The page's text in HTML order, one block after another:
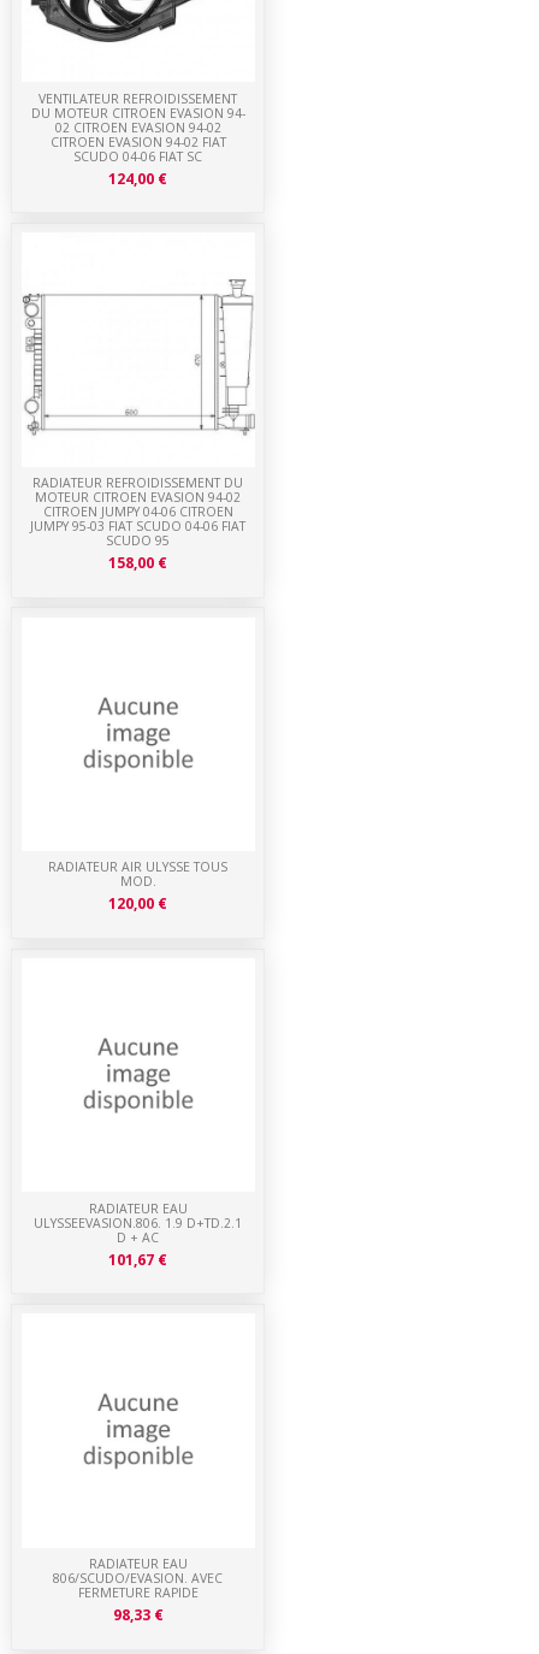
RADIATEUR EAU
806/SCUDO/EVASION. AVEC
FERMETURE RAPIDE
98,33 €
RADIATEUR EAU
ULYSSEEVASION.806. 1.9 D+TD.2.1
D + AC
101,67 €
RADIATEUR AIR ULYSSE TOUS
MOD.
120,00 €
RADIATEUR REFROIDISSEMENT DU
MOTEUR CITROEN EVASION 94-02
CITROEN JUMPY 04-06 CITROEN
JUMPY 95-03 FIAT SCUDO 04-06 FIAT
SCUDO 95
158,00 €
VENTILATEUR REFROIDISSEMENT
DU MOTEUR CITROEN EVASION 94-
02 CITROEN EVASION 94-02
CITROEN EVASION 94-02 FIAT
SCUDO 04-06 FIAT SC
124,00 €